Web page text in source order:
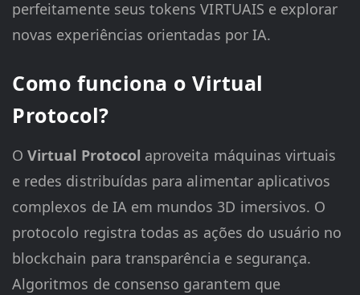
perfeitamente seus tokens VIRTUAIS e explorar
novas experiências orientadas por IA.
Como funciona o Virtual
Protocol?
OVirtual Protocol aproveita máquinas virtuais
e redes distribuídas para alimentar aplicativos
complexos de IA em mundos 3D imersivos. O
protocolo registra todas as ações do usuário no
blockchain para transparência e segurança.
Algoritmos de consenso garantem que